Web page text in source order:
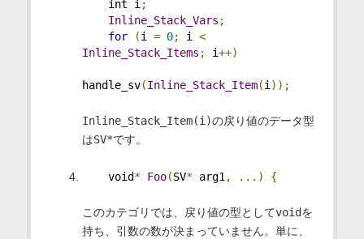
int i ;
Inline_Stack_Vars ;
for
(i = 0; i <
Inline_Stack_Items ; i++)
handle_sv(Inline_Stack_Item(i ));
Inline_Stack_Item(i)の戻り値のデータ型
はSV*です。
void* Foo(SV* arg1 , ...) {
このカテゴリでは、戻り値の型としてvoidを
持ち、引数の数が決まっていません。単に、